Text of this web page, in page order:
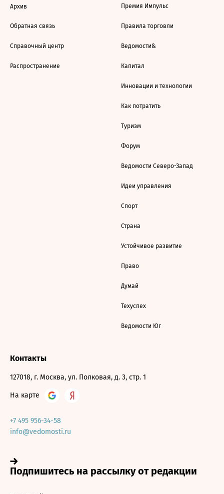
Архив
Обратная связь
Справочный центр
Распространение
Премия Импульс
Правила торговли
Ведомости&
Капитал
Инновации и технологии
Как потратить
Туризм
Форум
Ведомости Северо-Запад
Идеи управления
Спорт
Страна
Устойчивое развитие
Право
Думай
Техуспех
Ведомости Юг
Контакты
127018, г. Москва, ул. Полковая, д. 3, стр. 1
На карте
+7 495 956-34-58
info@vedomosti.ru